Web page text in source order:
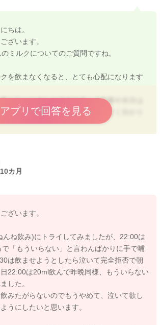
ちは。
ざいます。
ミルクについてのご質問ですね。
を飲まなくなると、とても心配になります
くないとのことですので、「栄養や水分は
と不安になるお気持ち、とてもよく分かり
うより、哺乳瓶を嫌がるようになった可能
。
なくありません。
乳瓶にこだわらなくても大丈夫ですよ。
あれば、
アプリで回答を見る
カ月
ざいます。
んね飲み)にトライしてみましたが、22:00は
「もういらない」と言わんばかりに手で哺
は飲ませようとしたら泣いて完全拒否で朝
22:00は20ml飲んで昨晩同様、もういらない
した。
みたがらないのでもうやめて、泣いて欲し
うにしたいと思います。